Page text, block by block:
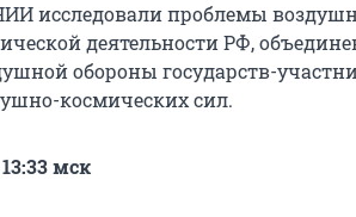
исследовали проблемы
деятельности РФ,
обороны государств-
космических сил.
мск